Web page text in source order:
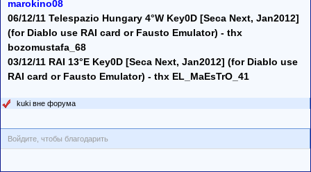
marokino08
06/12/11 Telespazio Hungary 4°W Key0D [Seca Next, Jan2012]
(for Diablo use RAI card or Fausto Emulator) - thx
bozomustafa_68
03/12/11 RAI 13°E Key0D [Seca Next, Jan2012] (for Diablo use
RAI card or Fausto Emulator) - thx EL_MaEsTrO_41
kuki вне форума
Войдите, чтобы благодарить